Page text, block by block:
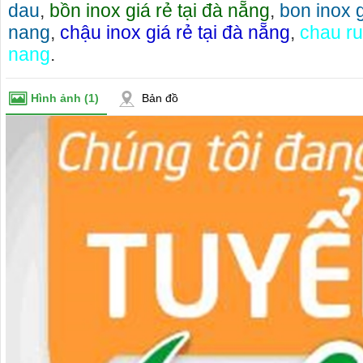
dau, bồn inox giá rẻ tại đà nẵng, bon inox
nang, chậu inox giá rẻ tại đà nẵng, chau
nang.
Hình ảnh (1) Bản đồ
phú yên
thuê xe
thuê xe Cho thuê nhà nguyên căn Phú Yên, chuyên cho
thuê nhà nguyên căn tại Phú Yên
Chúng tôi hiên đang cho thuê nhà nguyên căn
tại Tuy Hòa - Phú Yên.